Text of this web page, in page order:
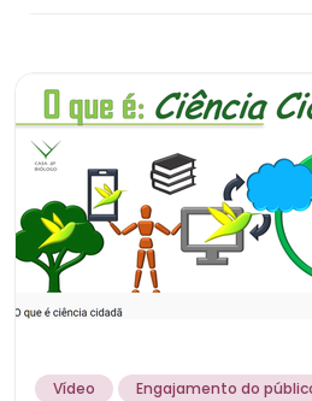
Vídeo
Engajamento do